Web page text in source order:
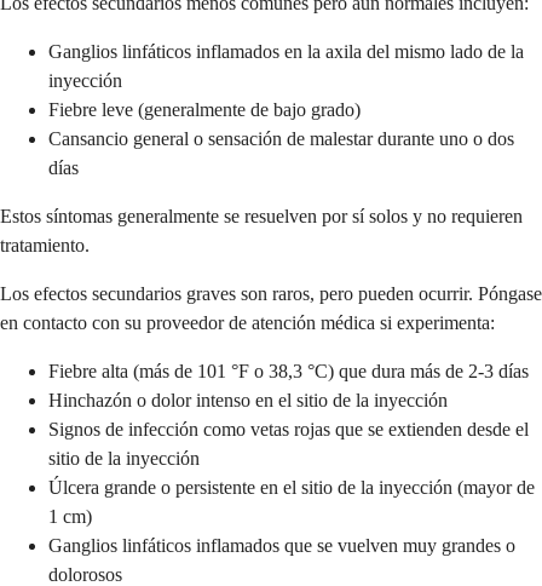
Ganglios linfáticos inflamados en la axila del mismo lado de la
inyección
Fiebre leve (generalmente de bajo grado)
Cansancio general o sensación de malestar durante uno o dos
días
Estos síntomas generalmente se resuelven por sí solos y no requieren
tratamiento.
Los efectos secundarios graves son raros, pero pueden ocurrir. Póngase
en contacto con su proveedor de atención médica si experimenta:
Fiebre alta (más de 101 °F o 38,3 °C) que dura más de 2-3 días
Hinchazón o dolor intenso en el sitio de la inyección
Signos de infección como vetas rojas que se extienden desde el
sitio de la inyección
Úlcera grande o persistente en el sitio de la inyección (mayor de
1 cm)
Ganglios linfáticos inflamados que se vuelven muy grandes o
dolorosos